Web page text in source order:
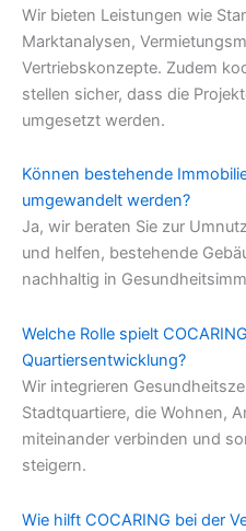
Wir bieten Leistungen wie
Marktanalysen,
Vertriebskonzepte. Zudem
stellen sicher, dass die
umgesetzt werden.
Können bestehende
umgewandelt werden?
Ja, wir beraten Sie zur
und helfen, bestehende
nachhaltig in
Welche Rolle spielt
Quartiersentwicklung?
Wir integrieren
Stadtquartiere, die Wohnen,
miteinander verbinden und
steigern.
Wie hilft COCARING bei der